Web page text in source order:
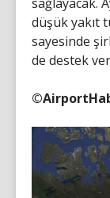
düşük yakıt
sayesinde
de destek